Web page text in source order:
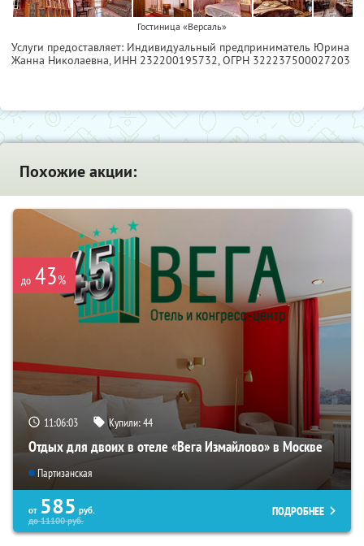
Гостиница «Версаль»
Услуги предоставляет: Индивидуальный предприниматель Юрина
Жанна Николаевна, ИНН 232200195732, ОГРН 322237500027203
Похожие акции:
до 43%
11:06:03 Купили:44
Отдых для двоих в отеле «Вега Измайлово» в Москве
Партизанская
от 585 руб.
до11100руб.
ПОДРОБНЕЕ